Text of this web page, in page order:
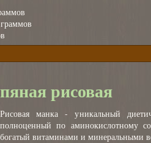
кукурузная
рисовая
Рисовая манка - уникальный
полноценный по аминокислотному
богатый витаминами и минеральными